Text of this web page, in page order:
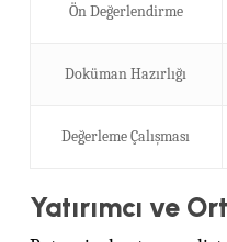
Ön Değerlendirme
Doküman Hazırlığı
Değerleme Çalışması
Yatırımcı ve